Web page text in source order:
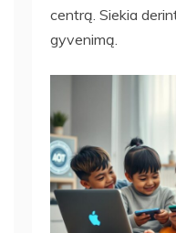
centrą. Siekia
gyvenimą.